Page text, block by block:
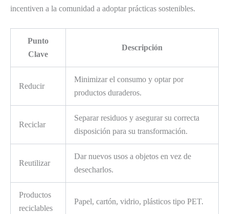
incentiven a la comunidad a adoptar prácticas sostenibles.
Punto
Clave
Descripción
Reducir
Minimizar el consumo y optar por
productos duraderos.
Reciclar
Separar residuos y asegurar su correcta
disposición para su transformación.
Reutilizar
Dar nuevos usos a objetos en vez de
desecharlos.
Productos
reciclables
Papel, cartón, vidrio, plásticos tipo PET.